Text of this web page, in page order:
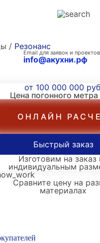
/ Резонанс
Email для заявок и проектов
info@акухни.рф
от 100 000 000
Цена погонного метра
ОНЛАЙН
Быстрый заказ
Изготовим на заказ
индивидуальным
Сравните цену на
материалах